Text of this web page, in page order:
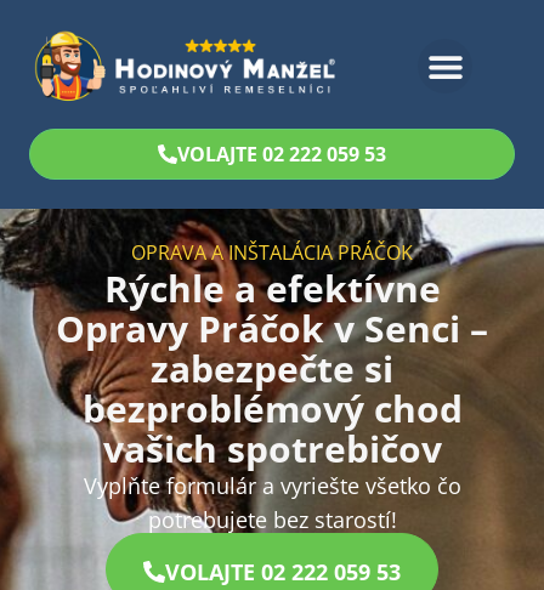
VOLAJTE 02 222 059 53
OPRAVA A INŠTALÁCIA PRÁČOK
Rýchle a efektívne
Opravy Práčok v Senci –
zabezpečte si
bezproblémový chod
vašich spotrebičov
Vyplňte formulár a vyriešte všetko čo
potrebujete bez starostí!
VOLAJTE 02 222 059 53